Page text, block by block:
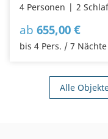
4 Personen 2
ab 655,00 €
bis 4 Pers. / 7 Nächte
Alle